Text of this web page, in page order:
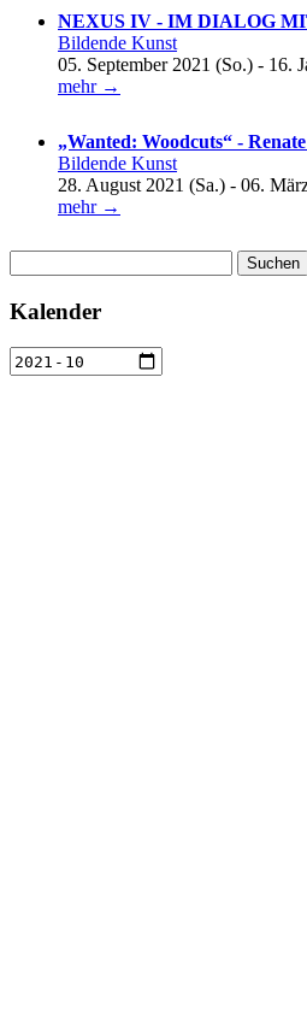
NEXUS IV - IM DIALOG
Bildende Kunst
05. September 2021 (So.) - 16.
mehr →
„Wanted: Woodcuts“ -
Bildende Kunst
28. August 2021 (Sa.) - 06.
mehr →
nach:
Kalender